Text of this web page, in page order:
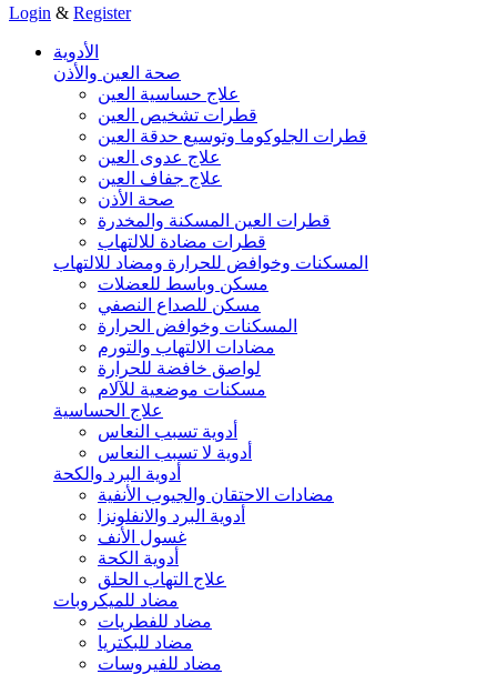
Login & Register
الأدوية
صحة العين والأذن
علاج حساسية العين
قطرات تشخيص العين
قطرات الجلوكوما وتوسيع حدقة العين
علاج عدوى العين
علاج جفاف العين
صحة الأذن
قطرات العين المسكنة والمخدرة
قطرات مضادة للالتهاب
المسكنات وخوافض للحرارة ومضاد للالتهاب
مسكن وباسط للعضلات
مسكن للصداع النصفي
المسكنات وخوافض الحرارة
مضادات الالتهاب والتورم
لواصق خافضة للحرارة
مسكنات موضعية للآلام
علاج الحساسية
أدوية تسبب النعاس
أدوية لا تسبب النعاس
أدوية البرد والكحة
مضادات الاحتقان والجيوب الأنفية
أدوية البرد والانفلونزا
غسول الأنف
أدوية الكحة
علاج التهاب الحلق
مضاد للميكروبات
مضاد للفطريات
مضاد للبكتريا
مضاد للفيروسات